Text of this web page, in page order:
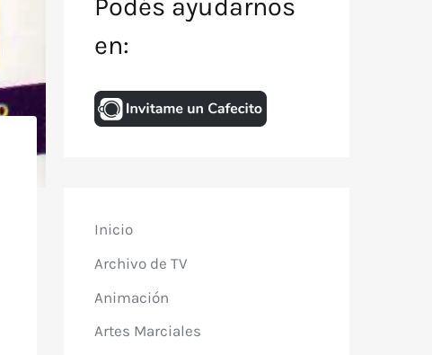
Podés ayudarnos
en:
Inicio
Archivo de TV
Animación
Artes Marciales